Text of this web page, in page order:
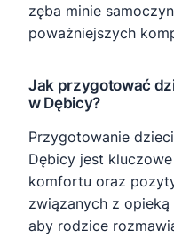
zęba minie
poważniejszych
Jak przygotować
w Dębicy?
Przygotowanie
Dębicy jest
komfortu oraz
związanych z
aby rodzice